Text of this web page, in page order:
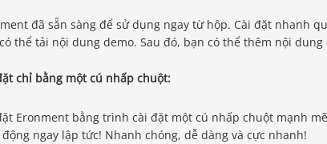
đã sẵn sàng để sử dụng ngay từ hộp. Cài đặt nhanh
thể tải nội dung demo. Sau đó, bạn có thể thêm nội
chỉ bằng một cú nhấp chuột:
Eronment bằng trình cài đặt một cú nhấp chuột mạnh
ngay lập tức! Nhanh chóng, dễ dàng và cực nhanh!